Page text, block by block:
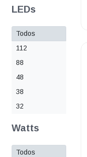
LEDs
Todos
112
88
48
38
32
Watts
Todos